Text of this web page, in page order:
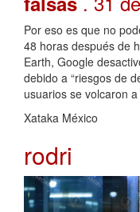
Por eso es que no
48 horas después de
Earth, Google
debido a “riesgos de
usuarios se volcaron
Xataka México
rodri